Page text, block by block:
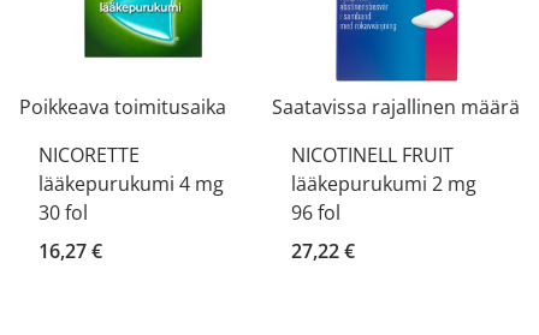
Poikkeava toimitusaika
NICORETTE
lääkepurukumi 4 mg
30 fol
16,27 €
Saatavissa rajallinen määrä
NICOTINELL FRUIT
lääkepurukumi 2 mg
96 fol
27,22 €